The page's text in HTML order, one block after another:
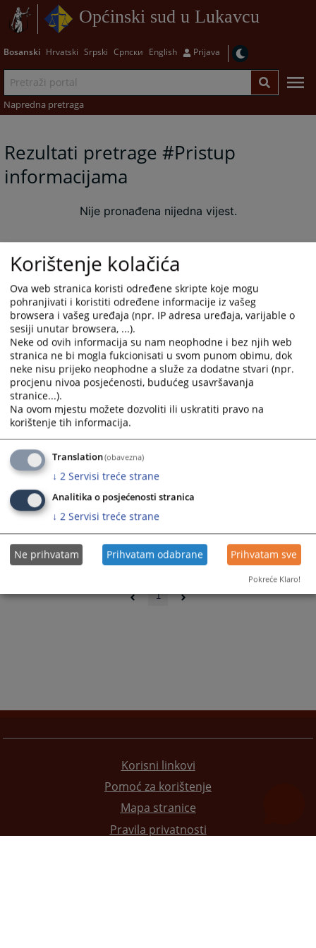
Općinski sud u Lukavcu
Bosanski Hrvatski Srpski Српски English Prijava
Napredna pretraga
Rezultati pretrage #Pristup
informacijama
Nije pronađena nijedna vijest.
1
Korisni linkovi
Pomoć za korištenje
Mapa stranice
Pravila privatnosti
Korištenje kolačića
Ova web stranica koristi određene skripte koje mogu
pohranjivati i koristiti određene informacije iz vašeg
browsera i vašeg uređaja (npr. IP adresa uređaja, varijable o
sesiji unutar browsera, ...).
Neke od ovih informacija su nam neophodne i bez njih web
stranica ne bi mogla fukcionisati u svom punom obimu, dok
neke nisu prijeko neophodne a služe za dodatne stvari (npr.
procjenu nivoa posjećenosti, budućeg usavršavanja
stranice...).
Na ovom mjestu možete dozvoliti ili uskratiti pravo na
korištenje tih informacija.
Translation(obavezna)
↓ 2 Servisi treće strane
Analitika o posjećenosti stranica
↓ 2 Servisi treće strane
Ne prihvatam Prihvatam odabrane Prihvatam sve
Pokreće Klaro!